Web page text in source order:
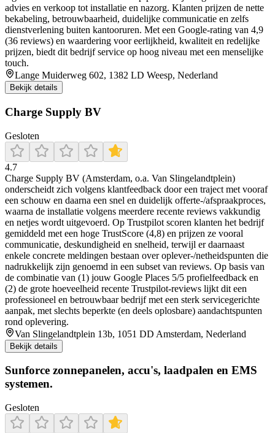
advies en verkoop tot installatie en nazorg. Klanten prijzen de nette
bekabeling, betrouwbaarheid, duidelijke communicatie en zelfs
dienstverlening buiten kantooruren. Met een Google-rating van 4,9
(36 reviews) en waardering voor eerlijkheid, kwaliteit en redelijke
prijzen, biedt dit bedrijf service op hoog niveau met een menselijke
touch.
Lange Muiderweg 602, 1382 LD Weesp, Nederland
Bekijk details
Charge Supply BV
Gesloten
4.7
Charge Supply BV (Amsterdam, o.a. Van Slingelandtplein)
onderscheidt zich volgens klantfeedback door een traject met vooraf
een schouw en daarna een snel en duidelijk offerte-/afspraakproces,
waarna de installatie volgens meerdere recente reviews vakkundig
en netjes wordt uitgevoerd. Op Trustpilot scoren klanten het bedrijf
gemiddeld met een hoge TrustScore (4,8) en prijzen ze vooral
communicatie, deskundigheid en snelheid, terwijl er daarnaast
enkele concrete meldingen bestaan over oplever-/netheidspunten die
na­drukkelijk zijn genoemd in een subset van reviews. Op basis van
de combinatie van (1) jouw Google Places 5/5 profielfeedback en
(2) de grote hoeveelheid recente Trustpilot-reviews lijkt dit een
professioneel en betrouwbaar bedrijf met een sterk servicegerichte
aanpak, met slechts beperkte (en deels oplosbare) aandachtspunten
rond oplevering.
Van Slingelandtplein 13b, 1051 DD Amsterdam, Nederland
Bekijk details
Sunforce zonnepanelen, accu's, laadpalen en EMS
systemen.
Gesloten